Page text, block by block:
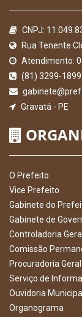
CNPJ:
Rua Tenente
Atendimento:
(81) 3299-
Gravatá - PE
O Prefeito
Vice Prefeito
Gabinete do
Gabinete de
Controladoria
Comissão
Procuradoria
Serviço de
Ouvidoria Municipal
Organograma